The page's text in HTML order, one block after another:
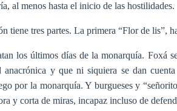
al menos hasta el inicio de las hostilidades.
tiene tres partes. La primera “Flor de lis”,
los últimos días de la monarquía. Foxá
anacrónica y que ni siquiera se dan
por la monarquía. Y burgueses y
y corta de miras, incapaz incluso de